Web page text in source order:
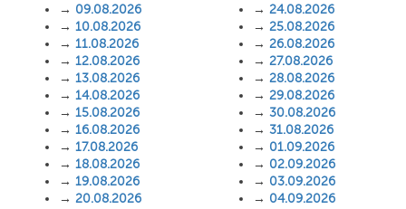
→ 09.08.2026
→ 10.08.2026
→ 11.08.2026
→ 12.08.2026
→ 13.08.2026
→ 14.08.2026
→ 15.08.2026
→ 16.08.2026
→ 17.08.2026
→ 18.08.2026
→ 19.08.2026
→ 20.08.2026
→ 24.08.2026
→ 25.08.2026
→ 26.08.2026
→ 27.08.2026
→ 28.08.2026
→ 29.08.2026
→ 30.08.2026
→ 31.08.2026
→ 01.09.2026
→ 02.09.2026
→ 03.09.2026
→ 04.09.2026